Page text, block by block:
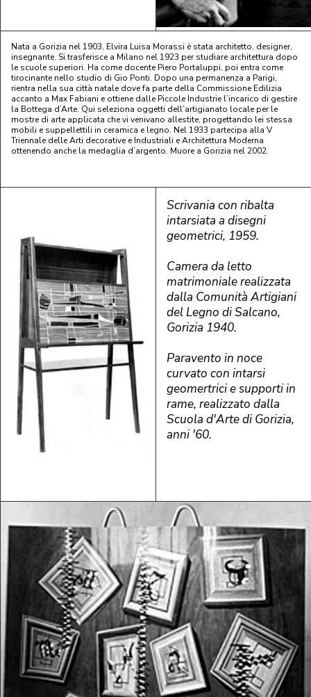
Nata a Gorizia nel 1903, Elvira Luisa Morassi è stata architetto, designer,
insegnante. Si trasferisce a Milano nel 1923 per studiare architettura dopo
le scuole superiori. Ha come docente Piero Portaluppi, poi entra come
tirocinante nello studio di Gio Ponti. Dopo una permanenza a Parigi,
rientra nella sua città natale dove fa parte della Commissione Edilizia
accanto a Max Fabiani e ottiene dalle Piccole Industrie l’incarico di gestire
la Bottega d’Arte. Qui seleziona oggetti dell’artigianato locale per le
mostre di arte applicata che vi venivano allestite, progettando lei stessa
mobili e suppellettili in ceramica e legno. Nel 1933 partecipa alla V
Triennale delle Arti decorative e Industriali e Architettura Moderna
ottenendo anche la medaglia d’argento. Muore a Gorizia nel 2002.
Scrivania con ribalta
intarsiata a disegni
geometrici, 1959.
Camera da letto
matrimoniale realizzata
dalla Comunità Artigiani
del Legno di Salcano,
Gorizia 1940.
Paravento in noce
curvato con intarsi
geomertrici e supporti in
rame, realizzato dalla
Scuola d'Arte di Gorizia,
anni '60.